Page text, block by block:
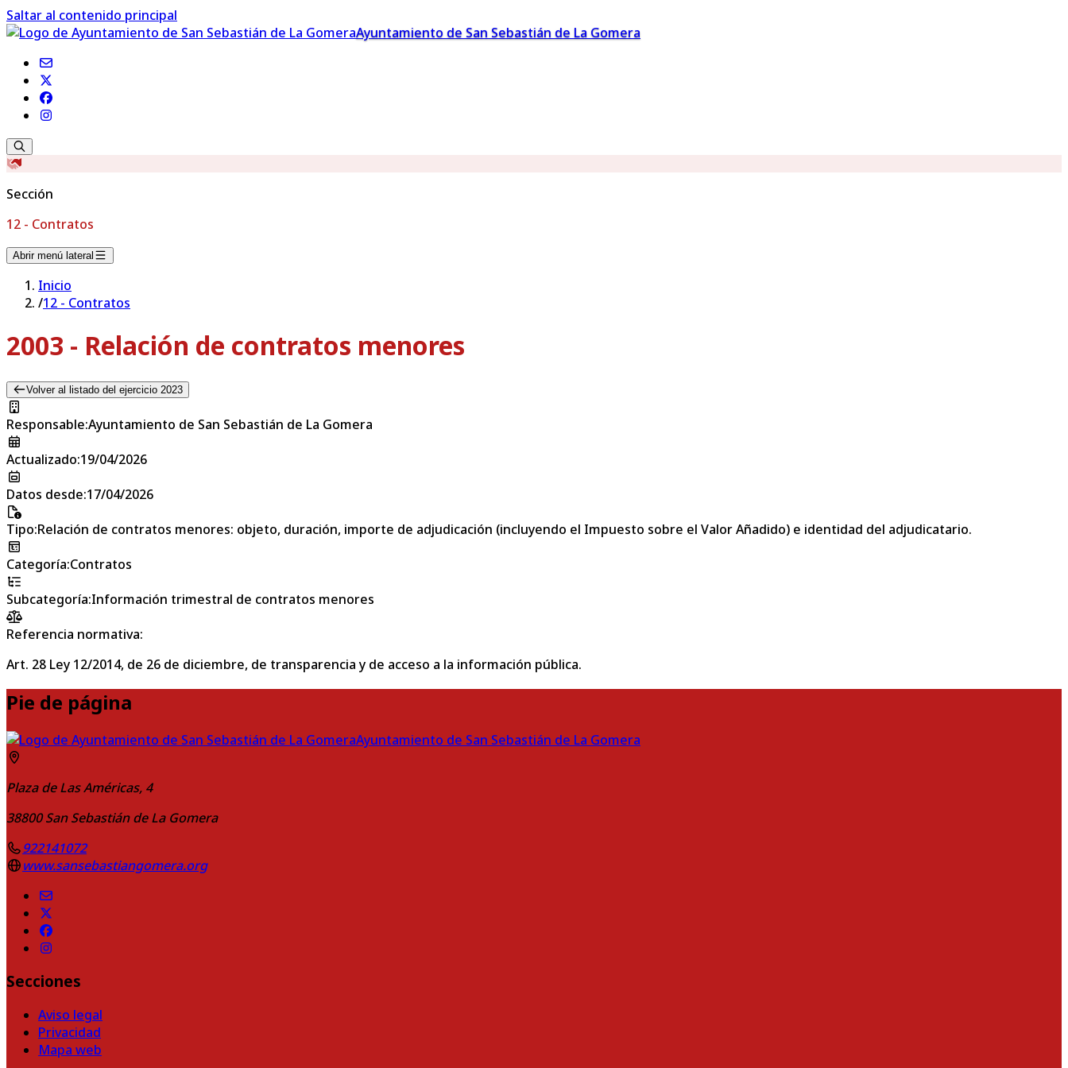
Saltar al contenido principal
Ayuntamiento de San Sebastián de La Gomera
Sección
12 - Contratos
Abrir menú lateral
Inicio
/12 - Contratos
2003 - Relación de contratos menores
Volver al listado del ejercicio 2023
Responsable:Ayuntamiento de San Sebastián de La Gomera
Actualizado:19/04/2026
Datos desde:17/04/2026
Tipo:Relación de contratos menores: objeto, duración, importe de adjudicación (incluyendo el Impuesto sobre el Valor Añadido) e identidad del adjudicatario.
Categoría:Contratos
Subcategoría:Información trimestral de contratos menores
Referencia normativa:
Art. 28 Ley 12/2014, de 26 de diciembre, de transparencia y de acceso a la información pública.
Pie de página
Ayuntamiento de San Sebastián de La Gomera
Plaza de Las Américas, 4
38800 San Sebastián de La Gomera
922141072
www.sansebastiangomera.org
Secciones
Aviso legal
Privacidad
Mapa web